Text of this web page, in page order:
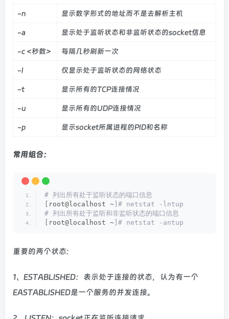
-n 显示数字形式的地址而不是去解析主机
-a 显示处于监听状态和非监听状态的socket信息
-c <秒数> 每隔几秒刷新一次
-l 仅显示处于监听状态的网络状态
-t 显示所有的TCP连接情况
-u 显示所有的UDP连接情况
-p 显示socket所属进程的PID和名称
常用组合：
# 列出所有处于监听状态的端口信息
root@localhost ~ ]# netstat -lntup
# 列出所有处于监听和非监听状态的端口信息
root@localhost ~ ]# netstat -antup
重要的两个状态:
1、ESTABLISHED：表示处于连接的状态，认为有一个
EASTABLISHED是一个服务的并发连接。